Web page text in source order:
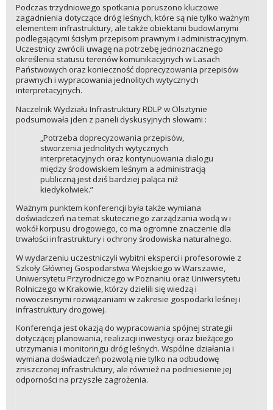
Podczas trzydniowego spotkania poruszono kluczowe
zagadnienia dotyczące dróg leśnych, które są nie tylko ważnym
elementem infrastruktury, ale także obiektami budowlanymi
podlegającymi ścisłym przepisom prawnym i administracyjnym.
Uczestnicy zwrócili uwagę na potrzebę jednoznacznego
określenia statusu terenów komunikacyjnych w Lasach
Państwowych oraz konieczność doprecyzowania przepisów
prawnych i wypracowania jednolitych wytycznych
interpretacyjnych.
Naczelnik Wydziału Infrastruktury RDLP w Olsztynie
podsumowała jden z paneli dyskusyjnych słowami :
„Potrzeba doprecyzowania przepisów,
stworzenia jednolitych wytycznych
interpretacyjnych oraz kontynuowania dialogu
między środowiskiem leśnym a administracją
publiczną jest dziś bardziej paląca niż
kiedykolwiek.”
Ważnym punktem konferencji była także wymiana
doświadczeń na temat skutecznego zarządzania wodą w i
wokół korpusu drogowego, co ma ogromne znaczenie dla
trwałości infrastruktury i ochrony środowiska naturalnego.
W wydarzeniu uczestniczyli wybitni eksperci i profesorowie z
Szkoły Głównej Gospodarstwa Wiejskiego w Warszawie,
Uniwersytetu Przyrodniczego w Poznaniu oraz Uniwersytetu
Rolniczego w Krakowie, którzy dzielili się wiedzą i
nowoczesnymi rozwiązaniami w zakresie gospodarki leśnej i
infrastruktury drogowej.
Konferencja jest okazją do wypracowania spójnej strategii
dotyczącej planowania, realizacji inwestycji oraz bieżącego
utrzymania i monitoringu dróg leśnych. Wspólne działania i
wymiana doświadczeń pozwolą nie tylko na odbudowę
zniszczonej infrastruktury, ale również na podniesienie jej
odporności na przyszłe zagrożenia.